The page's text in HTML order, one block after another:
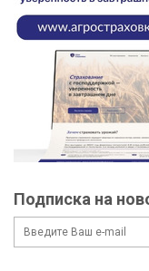
Подписка на